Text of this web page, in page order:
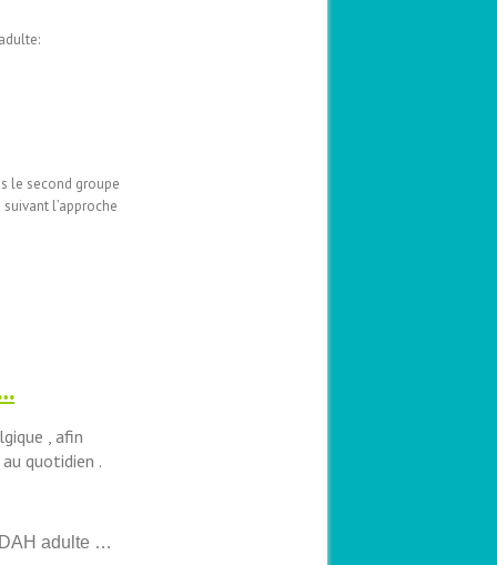
le second groupe
l’approche
, afin
quotidien .
adulte …